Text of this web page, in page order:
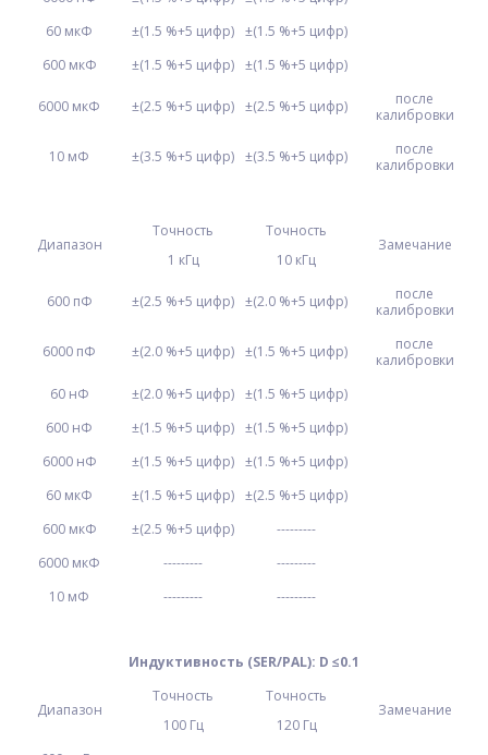
60 мкФ
±(1.5 %+5 цифр) ±(1.5 %+5 цифр)
600 мкФ
±(1.5 %+5 цифр) ±(1.5 %+5 цифр)
6000 мкФ ±(2.5 %+5 цифр) ±(2.5 %+5 цифр)
после
калибровки
10 мФ ±(3.5 %+5 цифр) ±(3.5 %+5 цифр)
после
калибровки
Диапазон
Точность
1 кГц
Точность
10 кГц
Замечание
600 пФ ±(2.5 %+5 цифр) ±(2.0 %+5 цифр)
после
калибровки
6000 пФ ±(2.0 %+5 цифр) ±(1.5 %+5 цифр)
после
калибровки
60 нФ
±(2.0 %+5 цифр) ±(1.5 %+5 цифр)
600 нФ
±(1.5 %+5 цифр) ±(1.5 %+5 цифр)
6000 нФ
±(1.5 %+5 цифр) ±(1.5 %+5 цифр)
60 мкФ
±(1.5 %+5 цифр) ±(2.5 %+5 цифр)
600 мкФ
±(2.5 %+5 цифр)
---------
6000 мкФ
---------
---------
10 мФ
--------- ---------
Индуктивность (SER/PAL): D ≤0.1
Диапазон
Точность
100 Гц
Точность
120 Гц
Замечание